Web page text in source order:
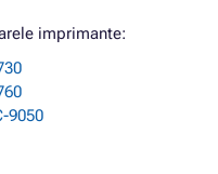
imprimante:
9050